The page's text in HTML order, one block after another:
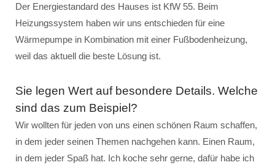
Der Energiestandard des Hauses ist KfW 55. Beim
Heizungssystem haben wir uns entschieden für eine
Wärmepumpe in Kombination mit einer Fußbodenheizung,
weil das aktuell die beste Lösung ist.
Sie legen Wert auf besondere Details. Welche
sind das zum Beispiel?
Wir wollten für jeden von uns einen schönen Raum schaffen,
in dem jeder seinen Themen nachgehen kann. Einen Raum,
in dem jeder Spaß hat. Ich koche sehr gerne, dafür habe ich